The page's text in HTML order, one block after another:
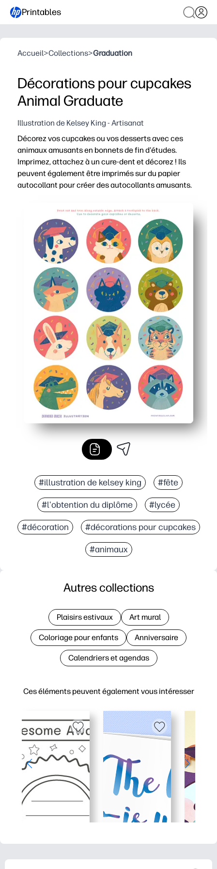
Printables
Accueil>Collections>Graduation
Décorations pour cupcakes
Animal Graduate
Illustration de Kelsey King - Artisanat
Décorez vos cupcakes ou vos desserts avec ces
animaux amusants en bonnets de fin d'études.
Imprimez, attachez à un cure-dent et décorez ! Ils
peuvent également être imprimés sur du papier
autocollant pour créer des autocollants amusants.
#illustration de kelsey king #fête
#l'obtention du diplôme #lycée
#décoration #décorations pour cupcakes
#animaux
Ces éléments peuvent également vous intéresser
Autres collections
Plaisirs estivaux Art mural
Coloriage pour enfants Anniversaire
Calendriers et agendas